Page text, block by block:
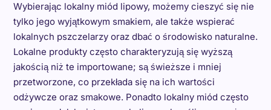
Wybierając lokalny miód lipowy, możemy cieszyć się nie
tylko jego wyjątkowym smakiem, ale także wspierać
lokalnych pszczelarzy oraz dbać o środowisko naturalne.
Lokalne produkty często charakteryzują się wyższą
jakością niż te importowane; są świeższe i mniej
przetworzone, co przekłada się na ich wartości
odżywcze oraz smakowe. Ponadto lokalny miód często